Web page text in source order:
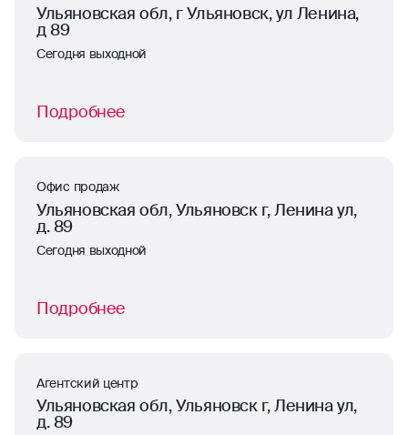
Ульяновская обл, г Ульяновск, ул Ленина,
д 89
Сегодня выходной
Подробнее
Офис продаж
Ульяновская обл, Ульяновск г, Ленина ул,
д. 89
Сегодня выходной
Подробнее
Агентский центр
Ульяновская обл, Ульяновск г, Ленина ул,
д. 89